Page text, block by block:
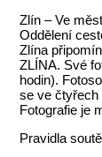
Zlín – Ve
Oddělení
Zlína
ZLÍNA. Své
hodin).
se ve čtyřech
Fotografie je
Pravidla